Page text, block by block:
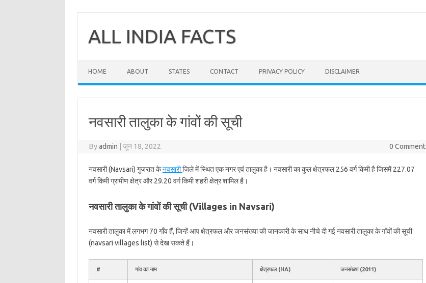
contentALL INDIA FACTS
HOME ABOUT STATES CONTACT PRIVACY POLICY DISCLAIMER
नवसारी तालुका के गांवों की सूची
Byadmin जून 18, 2022 0 Comment
नवसारी (Navsari) गुजरात केनवसारीजिले में स्थित एक नगर एवं तालुका है। नवसारी का कुल क्षेत्रफल 256 वर्ग किमी है जिसमें 227.07
वर्ग किमी ग्रामीण क्षेत्र और 29.20 वर्ग किमी शहरी क्षेत्र शामिल है।
नवसारी तालुका के गांवों की सूची (Villages in Navsari)
नवसारी तालुका में लगभग 70 गाँव हैं, जिन्हें आप क्षेत्रफल और जनसंख्या की जानकारी के साथ नीचे दी गई नवसारी तालुका के गाँवों की सूची
(navsari villages list) से देख सकते हैं।
# गांव का नाम क्षेत्रफल (HA) जनसंख्या (2011)